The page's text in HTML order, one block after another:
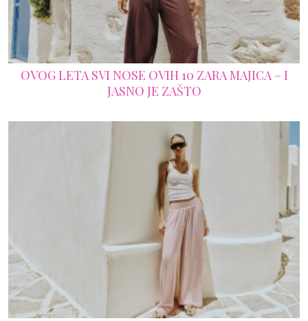
OVOG LETA SVI NOSE OVIH 10 ZARA MAJICA – I
JASNO JE ZAŠTO